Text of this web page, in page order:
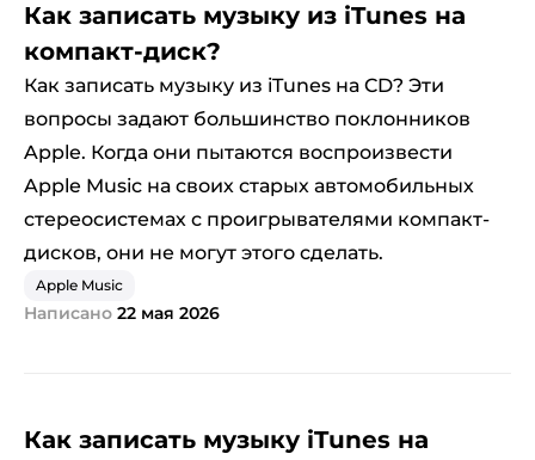
Как записать музыку из iTunes на
компакт-диск?
Как записать музыку из iTunes на CD? Эти
вопросы задают большинство поклонников
Apple. Когда они пытаются воспроизвести
Apple Music на своих старых автомобильных
стереосистемах с проигрывателями компакт-
дисков, они не могут этого сделать.
Apple Music
Написано 22 мая 2026
Как записать музыку iTunes на